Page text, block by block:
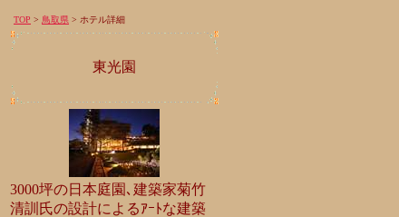
TOP > 鳥取県 > ホテル詳細
東光園
3000坪の日本庭園､建築家菊竹
清訓氏の設計によるｱｰﾄな建築